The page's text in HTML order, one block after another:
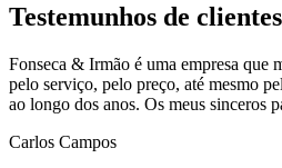
Testemunhos de clientes
Fonseca & Irmão é uma empresa que
pelo serviço, pelo preço, até mesmo
ao longo dos anos. Os meus sinceros
Carlos Campos